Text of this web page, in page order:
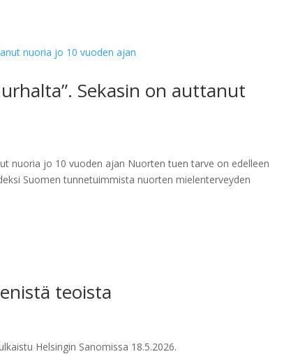
Sekasin on auttanut
nuoria jo 10 vuoden ajan Nuorten tuen tarve on edelleen
Suomen tunnetuimmista nuorten mielenterveyden
teoista
Helsingin Sanomissa 18.5.2026.